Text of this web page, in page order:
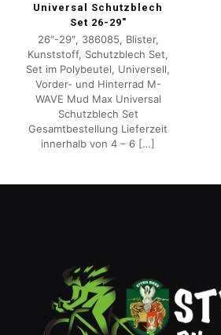
Universal Schutzblech
Set 26-29″
26″-29″, 386085, Blister,
Kunststoff, Schutzblech Set,
Set im Polybeutel, Universell,
Vorder- und Hinterrad M-
WAVE Mud Max Universal
Schutzblech Set
Gesamtbestellung Lieferzeit
innerhalb von 4 – 6 […]